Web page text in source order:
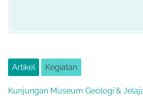
Artikel Kegiatan
Kunjungan Museum Geologi &